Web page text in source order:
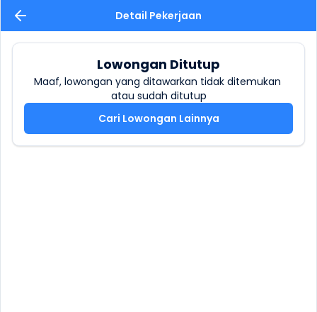
Detail Pekerjaan
Lowongan Ditutup
Maaf, lowongan yang ditawarkan tidak ditemukan
atau sudah ditutup
Cari Lowongan Lainnya